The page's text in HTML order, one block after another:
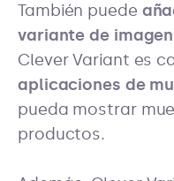
También puede
variante de
Clever Variant es
aplicaciones de
pueda mostrar
productos.